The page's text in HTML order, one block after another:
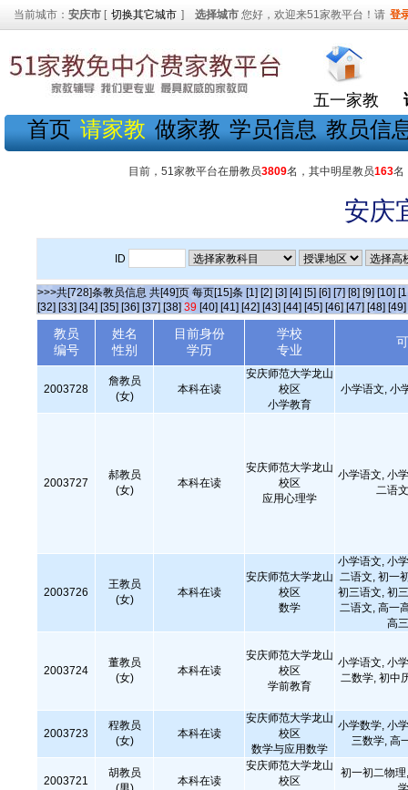
当前城市： 安庆市 [ 切换其它城市 ] 选择城市 您好，欢迎来51家教平台！请 登
五一家教
首页 请家教 做家教 学员信息 教员信
目前，51家教平台在册教员3809名，其中明星教员163名
安庆
ID
>>>共[728]条教员信息 共[49]页 每页[15]条 [1] [2] [3] [4] [5] [6] [7] [8] [9] [10]
[32] [33] [34] [35] [36] [37] [38] 39 [40] [41] [42] [43] [44] [45] [46] [47] [48] [49]
教员
编号
姓名
性别
目前身份
学历
学校
专业
2003728
詹教员
(女)
本科在读
安庆师范大学龙山
校区
小学教育
小学语文, 小
2003727
郝教员
(女)
本科在读
安庆师范大学龙山
校区
应用心理学
小学语文, 小
二语
2003726
王教员
(女)
本科在读
安庆师范大学龙山
校区
数学
小学语文, 小
二语文, 初一
初三语文, 初
二语文, 高一
高
2003724
董教员
(女)
本科在读
安庆师范大学龙山
校区
学前教育
小学语文, 小
二数学, 初中
2003723
程教员
(女)
本科在读
安庆师范大学龙山
校区
数学与应用数学
小学数学, 小
三数学, 高
2003721
胡教员
本科在读
安庆师范大学龙山
校区
初一初二物